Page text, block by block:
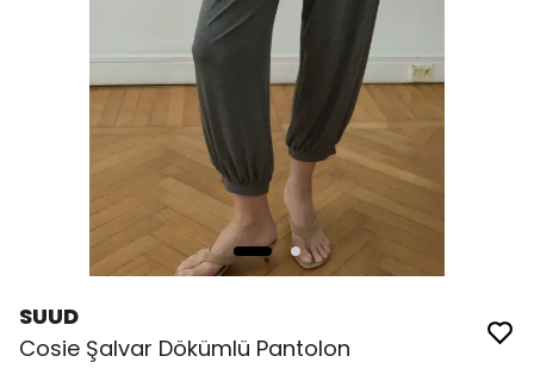
SUUD
Cosie Şalvar Dökümlü Pantolon